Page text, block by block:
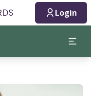
Login